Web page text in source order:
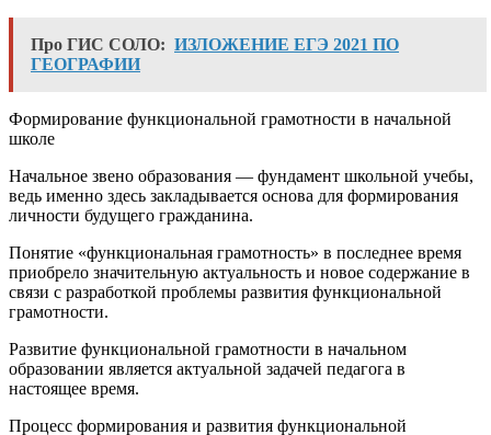
Про ГИС СОЛО: ИЗЛОЖЕНИЕ ЕГЭ 2021 ПО
ГЕОГРАФИИ
Формирование функциональной грамотности в начальной
школе
Начальное звено образования — фундамент школьной учебы,
ведь именно здесь закладывается основа для формирования
личности будущего гражданина.
Понятие «функциональная грамотность» в последнее время
приобрело значительную актуальность и новое содержание в
связи с разработкой проблемы развития функциональной
грамотности.
Развитие функциональной грамотности в начальном
образовании является актуальной задачей педагога в
настоящее время.
Процесс формирования и развития функциональной